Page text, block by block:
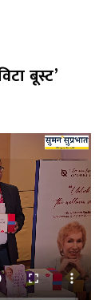
बूस्ट’